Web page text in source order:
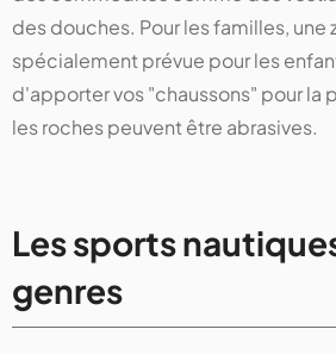
des douches. Pour les familles, une
spécialement prévue pour les
d'apporter vos "chaussons" pour la
les roches peuvent être abrasives.
Les sports
genres